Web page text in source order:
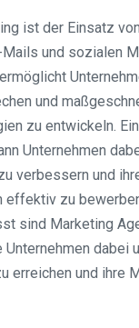
ist der Einsatz
und sozialen
und
zu entwickeln.
Unternehmen
verbessern und
effektiv zu
sind Marketing
dabei
erreichen und ihre